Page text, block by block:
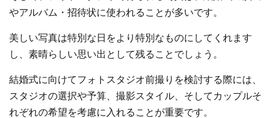
やアルバム・招待状に使われることが多いです。
美しい写真は特別な日をより特別なものにしてくれます
し、素晴らしい思い出として残ることでしょう。
結婚式に向けてフォトスタジオ前撮りを検討する際には、
スタジオの選択や予算、撮影スタイル、そしてカップルそ
れぞれの希望を考慮に入れることが重要です。